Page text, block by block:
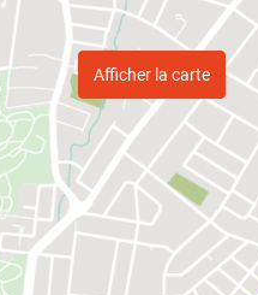
Afficher la carte